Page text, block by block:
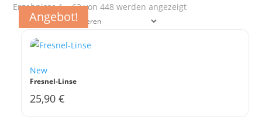
Ergebnisse 1 – 62 von 448 werden angezeigtNach
New
Fresnel-Linse
25,90€
Angebot!
Angebot!
Angebot!
Angebot!